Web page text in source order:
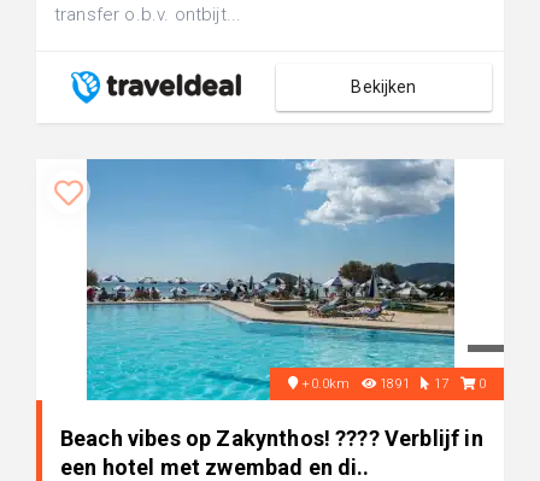
transfer o.b.v. ontbijt...
Bekijken
+0.0km 1891 17 0
Beach vibes op Zakynthos! ???? Verblijf in
een hotel met zwembad en di..